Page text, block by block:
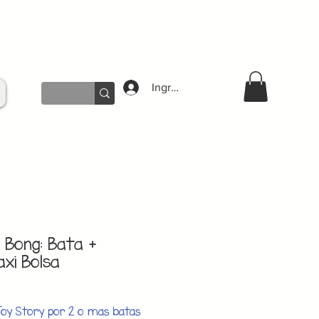
Ingresar
Bata +
Bolsa
Story por 2 o mas batas